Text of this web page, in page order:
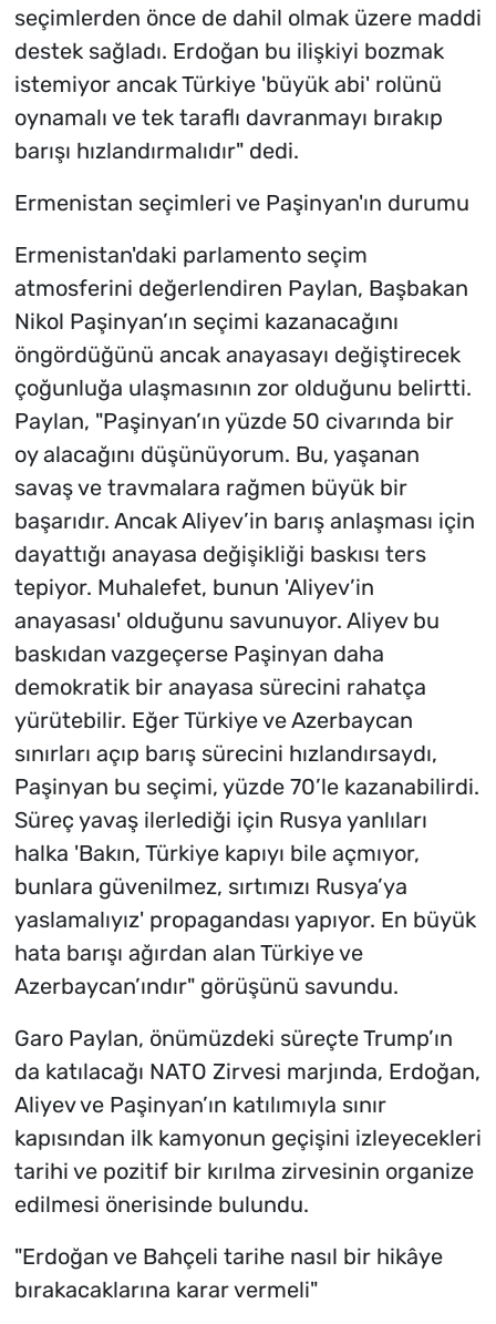
seçimlerden önce de dahil olmak üzere maddi
destek sağladı. Erdoğan bu ilişkiyi bozmak
istemiyor ancak Türkiye 'büyük abi' rolünü
oynamalı ve tek taraflı davranmayı bırakıp
barışı hızlandırmalıdır" dedi.
Ermenistan seçimleri ve Paşinyan'ın durumu
Ermenistan'daki parlamento seçim
atmosferini değerlendiren Paylan, Başbakan
Nikol Paşinyan’ın seçimi kazanacağını
öngördüğünü ancak anayasayı değiştirecek
çoğunluğa ulaşmasının zor olduğunu belirtti.
Paylan, "Paşinyan’ın yüzde 50 civarında bir
oy alacağını düşünüyorum. Bu, yaşanan
savaş ve travmalara rağmen büyük bir
başarıdır. Ancak Aliyev’in barış anlaşması için
dayattığı anayasa değişikliği baskısı ters
tepiyor. Muhalefet, bunun 'Aliyev’in
anayasası' olduğunu savunuyor. Aliyev bu
baskıdan vazgeçerse Paşinyan daha
demokratik bir anayasa sürecini rahatça
yürütebilir. Eğer Türkiye ve Azerbaycan
sınırları açıp barış sürecini hızlandırsaydı,
Paşinyan bu seçimi, yüzde 70’le kazanabilirdi.
Süreç yavaş ilerlediği için Rusya yanlıları
halka 'Bakın, Türkiye kapıyı bile açmıyor,
bunlara güvenilmez, sırtımızı Rusya’ya
yaslamalıyız' propagandası yapıyor. En büyük
hata barışı ağırdan alan Türkiye ve
Azerbaycan’ındır" görüşünü savundu.
Garo Paylan, önümüzdeki süreçte Trump’ın
da katılacağı NATO Zirvesi marjında, Erdoğan,
Aliyev ve Paşinyan’ın katılımıyla sınır
kapısından ilk kamyonun geçişini izleyecekleri
tarihi ve pozitif bir kırılma zirvesinin organize
edilmesi önerisinde bulundu.
"Erdoğan ve Bahçeli tarihe nasıl bir hikâye
bırakacaklarına karar vermeli"